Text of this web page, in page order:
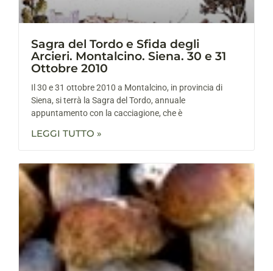
Sagra del Tordo e Sfida degli
Arcieri. Montalcino. Siena. 30 e 31
Ottobre 2010
Il 30 e 31 ottobre 2010 a Montalcino, in provincia di
Siena, si terrà la Sagra del Tordo, annuale
appuntamento con la cacciagione, che è
LEGGI TUTTO »